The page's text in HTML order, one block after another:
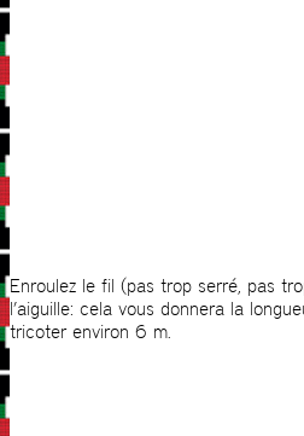
Enroulez le fil (pas trop serré, pas
l’aiguille: cela vous donnera la
tricoter environ 6 m.